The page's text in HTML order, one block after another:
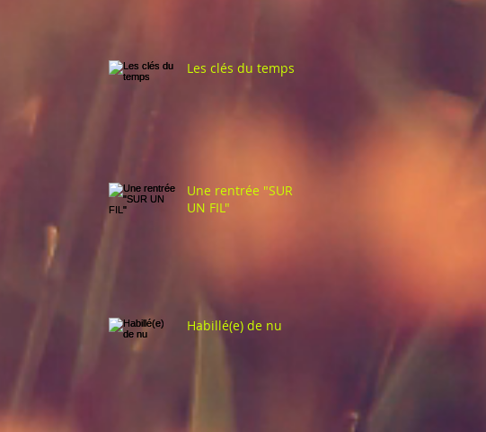
Les clés du temps
Une rentrée "SUR
UN FIL"
Habillé(e) de nu